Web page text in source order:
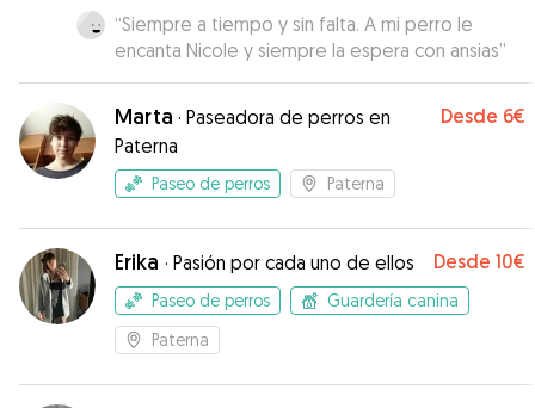
“Siempre a tiempo y sin falta. A mi perro le
encanta Nicole y siempre la espera con ansias”
Marta · Paseadora de perros en
Paterna
Desde 6€
Paseo de perros Paterna
Erika · Pasión por cada uno de ellos Desde 10€
Paseo de perros
Guardería canina
Paterna